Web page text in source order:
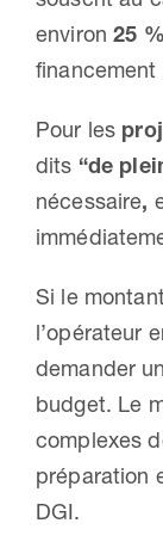
environ25 %
Pour les
dits “de
nécessaire,
Si le
l’opérateur
demander
budget. Le
complexes
préparation
DGI.